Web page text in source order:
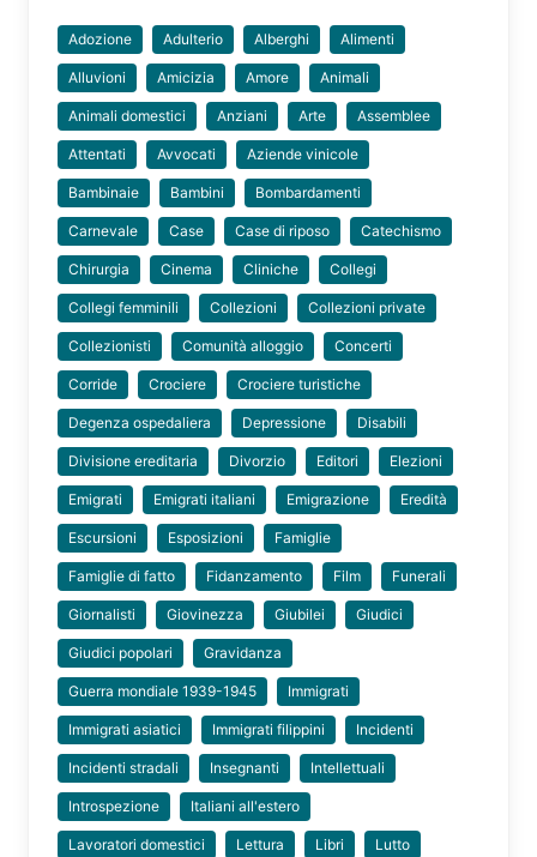
Adozione Adulterio Alberghi Alimenti
Alluvioni Amicizia Amore Animali
Animali domestici Anziani Arte Assemblee
Attentati Avvocati Aziende vinicole
Bambinaie Bambini Bombardamenti
Carnevale Case Case di riposo Catechismo
Chirurgia Cinema Cliniche Collegi
Collegi femminili Collezioni Collezioni private
Collezionisti Comunità alloggio Concerti
Corride Crociere Crociere turistiche
Degenza ospedaliera Depressione Disabili
Divisione ereditaria Divorzio Editori Elezioni
Emigrati Emigrati italiani Emigrazione Eredità
Escursioni Esposizioni Famiglie
Famiglie di fatto Fidanzamento Film Funerali
Giornalisti Giovinezza Giubilei Giudici
Giudici popolari Gravidanza
Guerra mondiale 1939-1945 Immigrati
Immigrati asiatici Immigrati filippini Incidenti
Incidenti stradali Insegnanti Intellettuali
Introspezione Italiani all'estero
Lavoratori domestici Lettura Libri Lutto